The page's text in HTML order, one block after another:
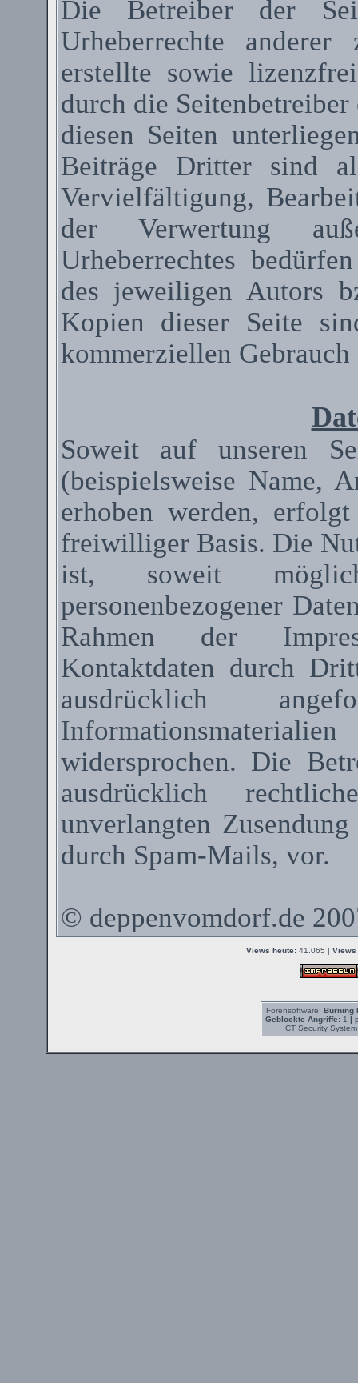
Die Betreiber der
Urheberrechte
erstellte sowie
durch die
diesen Seiten
Beiträge Dritter sind
Vervielfältigung,
der Verwertung
Urheberrechtes
des jeweiligen Autors
Kopien dieser Seite
kommerziellen Gebrauch
Soweit auf unseren
(beispielsweise Name,
erhoben werden,
freiwilliger Basis. Die
ist, soweit
personenbezogener
Rahmen der
Kontaktdaten durch
ausdrücklich
widersprochen. Die
ausdrücklich
unverlangten
durch Spam-Mails, vor.
© deppenvomdorf.de
Views heute:41.065 | Views
Forensoftware: Burning
Geblockte Angriffe:1 |
CT Security